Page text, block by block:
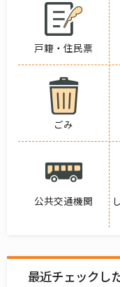
戸籍・住民票
ごみ
公共交通機関
最近チェックし